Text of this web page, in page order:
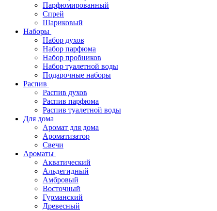
Парфюмированный
Спрей
Шариковый
Наборы
Набор духов
Набор парфюма
Набор пробников
Набор туалетной воды
Подарочные наборы
Распив
Распив духов
Распив парфюма
Распив туалетной воды
Для дома
Аромат для дома
Ароматизатор
Свечи
Ароматы
Акватический
Альдегидный
Амбровый
Восточный
Гурманский
Древесный